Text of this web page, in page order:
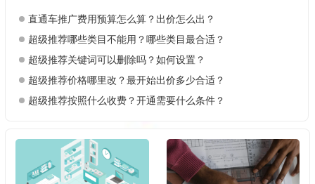
直通车推广费用预算怎么算？出价怎么出？
超级推荐哪些类目不能用？哪些类目最合适？
超级推荐关键词可以删除吗？如何设置？
超级推荐价格哪里改？最开始出价多少合适？
超级推荐按照什么收费？开通需要什么条件？